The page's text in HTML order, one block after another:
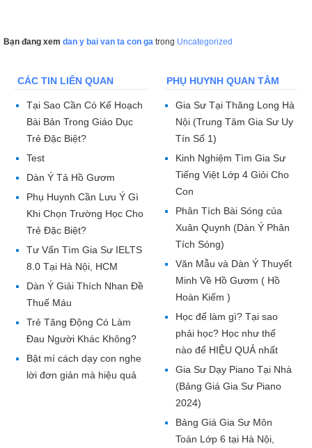
Bạn đang xem dan y bai van ta con ga trong Uncategorized
CÁC TIN LIÊN QUAN
Tại Sao Cần Có Kế Hoạch
Bài Bản Trong Giáo Dục
Trẻ Đặc Biệt?
Test
Dàn Ý Tả Hồ Gươm
Phụ Huynh Cần Lưu Ý Gì
Khi Chọn Trường Học Cho
Trẻ Đặc Biệt?
Tư Vấn Tìm Gia Sư IELTS
8.0 Tại Hà Nội, HCM
Dàn Ý Giải Thích Nhan Đề
Thuế Máu
Trẻ Tăng Động Có Làm
Đau Người Khác Không?
Bật mí cách dạy con nghe
lời đơn giản mà hiệu quả
PHỤ HUYNH QUAN TÂM
Gia Sư Tại Thăng Long Hà
Nội (Trung Tâm Gia Sư Uy
Tín Số 1)
Kinh Nghiệm Tìm Gia Sư
Tiếng Việt Lớp 4 Giỏi Cho
Con
Phân Tích Bài Sóng của
Xuân Quynh (Dàn Ý Phân
Tích Sóng)
Văn Mẫu và Dàn Ý Thuyết
Minh Về Hồ Gươm ( Hồ
Hoàn Kiếm )
Học để làm gì? Tại sao
phải học? Học như thế
nào để HIỆU QUẢ nhất
Gia Sư Dạy Piano Tại Nhà
(Bảng Giá Gia Sư Piano
2024)
Bảng Giá Gia Sư Môn
Toán Lớp 6 tại Hà Nội,